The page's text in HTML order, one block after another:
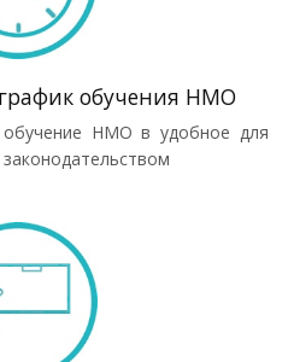
обучения НМО
обучение НМО в удобное для